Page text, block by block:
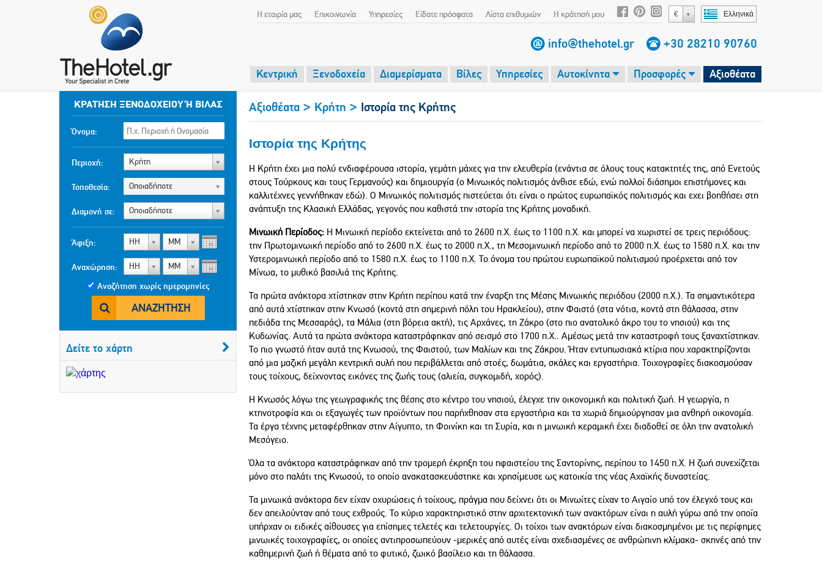
Ελληνικά
€
Η εταιρία μας Επικοινωνία Υπηρεσίες Είδατε πρόσφατα Λίστα επιθυμιών Η κράτησή μου
info@thehotel.gr +30 28210 90760
Κεντρική Ξενοδοχεία Διαμερίσματα Βίλες Υπηρεσίες Αυτοκίνητα Προσφορές Αξιοθέατα
ΚΡΆΤΗΣΗ ΞΕΝΟΔΟΧΕΊΟΥ Ή ΒΊΛΑΣ
Όνομα:
Περιοχή: Κρήτη
Τοποθεσία: Οποιαδήποτε
Διαμονή σε: Οποιαδήποτε
Άφιξη: ΗΗ ΜΜ
Αναχώρηση: ΗΗ ΜΜ
Αναζήτηση χωρίς ημερομηνίες
ΑΝΑΖΉΤΗΣΗ
Δείτε το χάρτη
Αξιοθέατα > Κρήτη > Ιστορία της Κρήτης
Ιστορία της Κρήτης
Η Κρήτη έχει μια πολύ ενδιαφέρουσα ιστορία, γεμάτη μάχες για την ελευθερία (ενάντια σε όλους τους κατακτητές της, από Ενετούς
στους Τούρκους και τους Γερμανούς) και δημιουργία (ο Μινωικός πολιτισμός άνθισε εδώ, ενώ πολλοί διάσημοι επιστήμονες και
καλλιτέχνες γεννήθηκαν εδώ). Ο Μινωικός πολιτισμός πιστεύεται ότι είναι ο πρώτος ευρωπαϊκός πολιτισμός και εχει βοηθήσει στη
ανάπτυξη της Κλασική Ελλάδας, γεγονός που καθιστά την ιστορία της Κρήτης μοναδική.
Μινωική Περίοδος: Η Μινωική περίοδο εκτείνεται από το 2600 π.Χ. έως το 1100 π.Χ. και μπορεί να χωριστεί σε τρεις περιόδους:
την Πρωτομινωική περίοδο από το 2600 π.Χ. έως το 2000 π.Χ., τη Μεσομινωική περίοδο από το 2000 π.Χ. έως το 1580 π.Χ. και την
Υστερομινωική περίοδο από το 1580 π.Χ. έως το 1100 π.Χ. Το όνομα του πρώτου ευρωπαϊκού πολιτισμού προέρχεται από τον
Μίνωα, το μυθικό βασιλιά της Κρήτης.
Τα πρώτα ανάκτορα χτίστηκαν στην Κρήτη περίπου κατά την έναρξη της Μέσης Μινωικής περιόδου (2000 π.Χ.). Τα σημαντικότερα
από αυτά χτίστηκαν στην Κνωσό (κοντά στη σημερινή πόλη του Ηρακλείου), στην Φαιστό (στα νότια, κοντά στη θάλασσα, στην
πεδιάδα της Μεσσαράς), τα Μάλια (στη βόρεια ακτή), τις Αρχάνες, τη Ζάκρο (στο πιο ανατολικό άκρο του το νησιού) και της
Κυδωνίας. Αυτά τα πρώτα ανάκτορα καταστράφηκαν από σεισμό στο 1700 π.Χ.. Αμέσως μετά την καταστροφή τους ξαναχτίστηκαν.
Το πιο γνωστό ήταν αυτά της Κνωσού, της Φαιστού, των Μαλίων και της Ζάκρου. Ήταν εντυπωσιακά κτίρια που χαρακτηρίζονται
από μια μαζική μεγάλη κεντρική αυλή που περιβάλλεται από στοές, δωμάτια, σκάλες και εργαστήρια. Τοιχογραφίες διακοσμούσαν
τους τοίχους, δείχνοντας εικόνες της ζωής τους (αλιεία, συγκομιδή, χορός).
Η Κνωσός λόγω της γεωγραφικής της θέσης στο κέντρο του νησιού, έλεγχε την οικονομική και πολιτική ζωή. Η γεωργία, η
κτηνοτροφία και οι εξαγωγές των προϊόντων που παρήχθησαν στα εργαστήρια και τα χωριά δημιούργησαν μια ανθηρή οικονομία.
Τα έργα τέχνης μεταφέρθηκαν στην Αίγυπτο, τη Φοινίκη και τη Συρία, και η μινωική κεραμική έχει διαδοθεί σε όλη την ανατολική
Μεσόγειο.
Όλα τα ανάκτορα καταστράφηκαν από την τρομερή έκρηξη του ηφαιστείου της Σαντορίνης, περίπου το 1450 π.Χ. Η ζωή συνεχίζεται
μόνο στο παλάτι της Κνωσού, το οποίο ανακατασκευάστηκε και χρησίμευσε ως κατοικία της νέας Αχαϊκής δυναστείας.
Τα μινωικά ανάκτορα δεν είχαν οχυρώσεις ή τοίχους, πράγμα που δείχνει ότι οι Μινωίτες είχαν το Αιγαίο υπό τον έλεγχό τους και
δεν απειλούνταν από τους εχθρούς. Το κύριο χαρακτηριστικό στην αρχιτεκτονική των ανακτόρων είναι η αυλή γύρω από την οποία
υπήρχαν οι ειδικές αίθουσες για επίσημες τελετές και τελετουργίες. Οι τοίχοι των ανακτόρων είναι διακοσμημένοι με τις περίφημες
μινωικές τοιχογραφίες, οι οποίες αντιπροσωπεύουν -μερικές από αυτές είναι σχεδιασμένες σε ανθρώπινη κλίμακα- σκηνές από την
καθημερινή ζωή ή θέματα από το φυτικό, ζωικό βασίλειο και τη θάλασσα.